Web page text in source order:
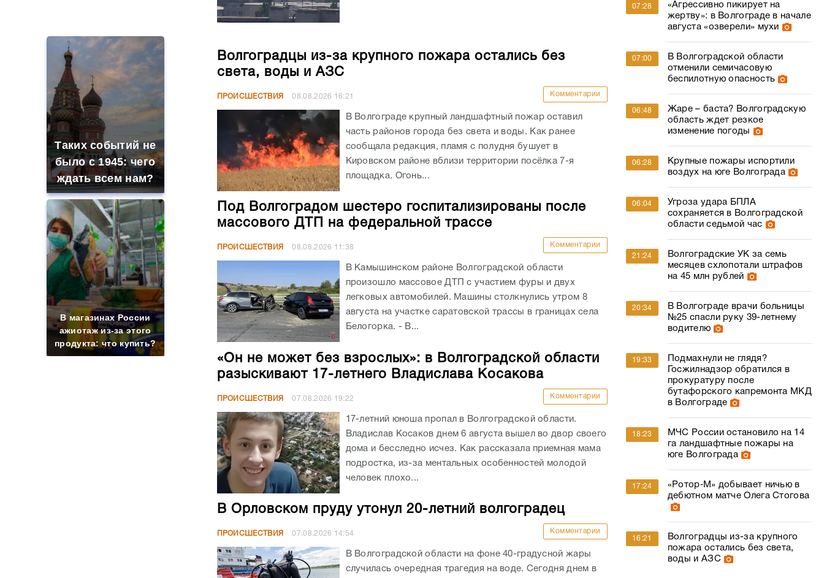
Таких событий не
было с 1945: чего
ждать всем нам?
В магазинах России
ажиотаж из-за этого
продукта: что купить?
Волгоградцы из-за крупного пожара остались без
света, воды и АЗС
ПРОИСШЕСТВИЯ 08.08.2026 16:21 Комментарии
В Волгограде крупный ландшафтный пожар оставил
часть районов города без света и воды. Как ранее
сообщала редакция, пламя с полудня бушует в
Кировском районе вблизи территории посёлка 7-я
площадка. Огонь...
Под Волгоградом шестеро госпитализированы после
массового ДТП на федеральной трассе
ПРОИСШЕСТВИЯ 08.08.2026 11:38 Комментарии
В Камышинском районе Волгоградской области
произошло массовое ДТП с участием фуры и двух
легковых автомобилей. Машины столкнулись утром 8
августа на участке саратовской трассы в границах села
Белогорка. - В...
«Он не может без взрослых»: в Волгоградской области
разыскивают 17-летнего Владислава Косакова
ПРОИСШЕСТВИЯ 07.08.2026 19:22 Комментарии
17-летний юноша пропал в Волгоградской области.
Владислав Косаков днем 6 августа вышел во двор своего
дома и бесследно исчез. Как рассказала приемная мама
подростка, из-за ментальных особенностей молодой
человек плохо...
В Орловском пруду утонул 20-летний волгоградец
ПРОИСШЕСТВИЯ 07.08.2026 14:54 Комментарии
В Волгоградской области на фоне 40-градусной жары
случилась очередная трагедия на воде. Сегодня днем в
07:28
«Агрессивно пикирует на
жертву»: в Волгограде в начале
августа «озверели» мухи
07:00
В Волгоградской области
отменили семичасовую
беспилотную опасность
06:48
Жаре – баста? Волгоградскую
область ждет резкое
изменение погоды
06:28
Крупные пожары испортили
воздух на юге Волгограда
06:04
Угроза удара БПЛА
сохраняется в Волгоградской
области седьмой час
21:24
Волгоградские УК за семь
месяцев схлопотали штрафов
на 45 млн рублей
20:34
В Волгограде врачи больницы
№25 спасли руку 39-летнему
водителю
19:33
Подмахнули не глядя?
Госжилнадзор обратился в
прокуратуру после
бутафорского капремонта МКД
в Волгограде
18:23
МЧС России остановило на 14
га ландшафтные пожары на
юге Волгограда
17:24
«Ротор‑М» добывает ничью в
дебютном матче Олега Стогова
16:21
Волгоградцы из-за крупного
пожара остались без света,
воды и АЗС